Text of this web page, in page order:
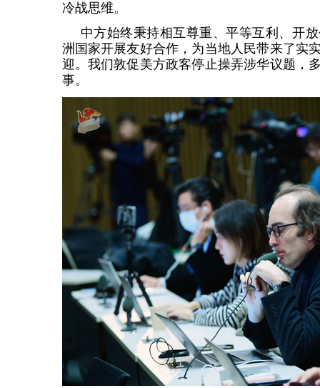
冷战思维。
中方始终秉持相互尊重、平等互利、开
洲国家开展友好合作，为当地人民带来了实
迎。我们敦促美方政客停止操弄涉华议题，
事。